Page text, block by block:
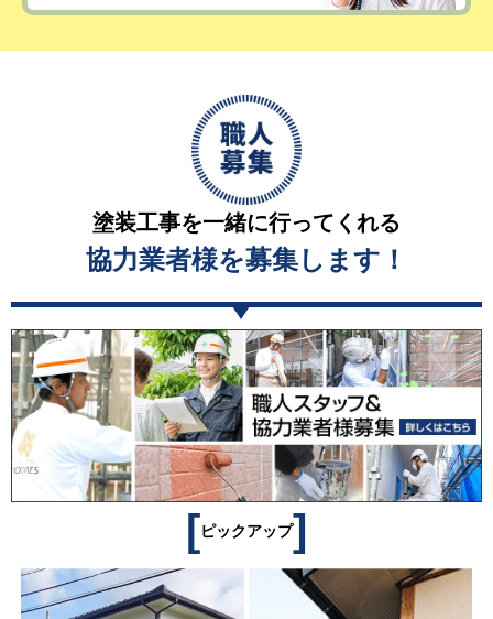
塗装工事を一緒に行ってくれる
協力業者様を募集します！
[ピックアップ]